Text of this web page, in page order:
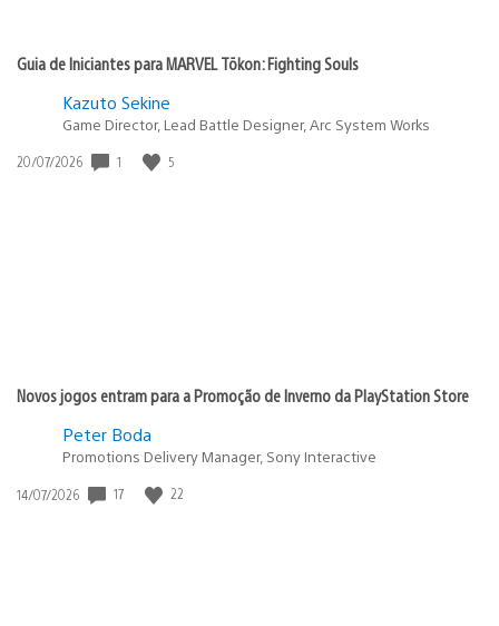
Guia de Iniciantes para MARVEL Tōkon: Fighting Souls
Kazuto Sekine
Game Director, Lead Battle Designer, Arc System Works
Data
20/07/2026 1 5
Novos jogos entram para a Promoção de Inverno da PlayStation Store
Peter Boda
Promotions Delivery Manager, Sony Interactive
Data
14/07/2026 17 22